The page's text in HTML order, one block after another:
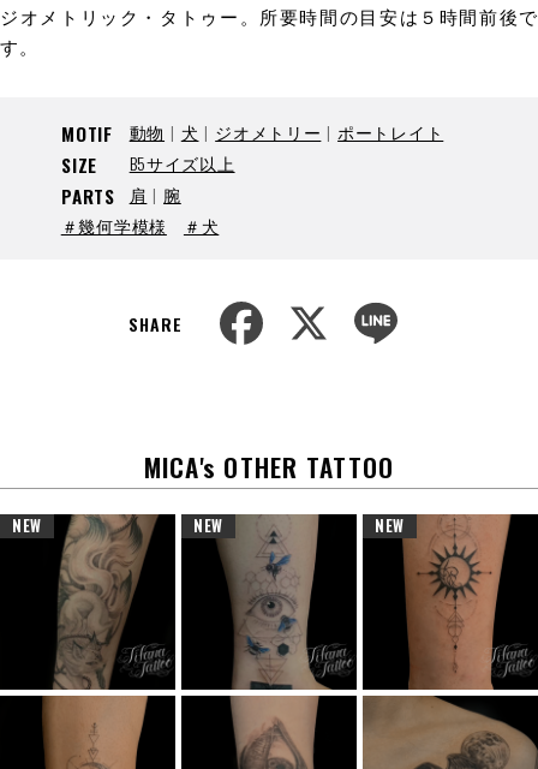
ジオメトリック・タトゥー。所要時間の目安は５時間前後で
す。
MOTIF 動物 犬 ジオメトリー ポートレイト
SIZE B5サイズ以上
PARTS 肩
腕
＃幾何学模様
＃犬
SHARE
MICA's OTHER TATTOO
NEW NEW NEW